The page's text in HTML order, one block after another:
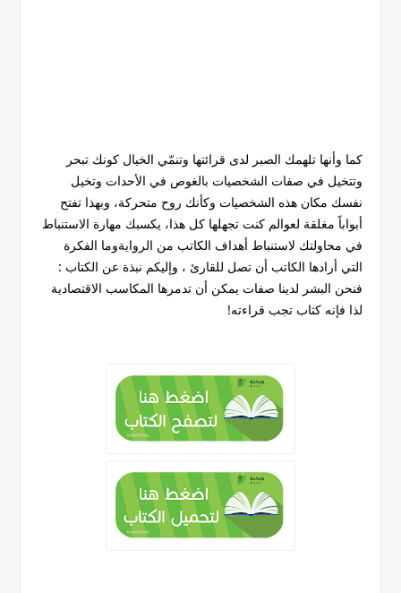
كما وأنها تلهمك الصبر لدى قرائتها وتنمّي الخيال كونك تبحر
وتتخيل في صفات الشخصيات بالغوص في الأحدات وتخيل
نفسك مكان هذه الشخصيات وكأنك روح متحركة، وبهذا تفتح
أبواباً مغلقة لعوالم كنت تجهلها كل هذا، يكسبك مهارة الاستنباط
في محاولتك لاستنباط أهداف الكاتب من الروايةوما الفكرة
التي أرادها الكاتب أن تصل للقارئ ، وإليكم نبذة عن الكتاب :
فنحن البشر لدينا صفات يمكن أن تدمرها المكاسب الاقتصادية
لذا فإنه كتاب تجب قراءته!